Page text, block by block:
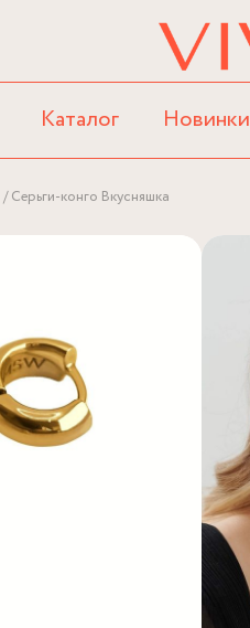
Каталог Новинки
Серьги-конго Вкусняшка